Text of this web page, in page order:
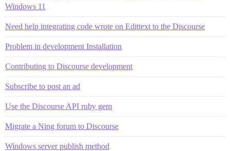
Windows 11
Need help integrating code wrote on Edittext to the Discourse
Problem in development Installation
Contributing to Discourse development
Subscribe to post an ad
Use the Discourse API ruby gem
Migrate a Ning forum to Discourse
Windows server publish method